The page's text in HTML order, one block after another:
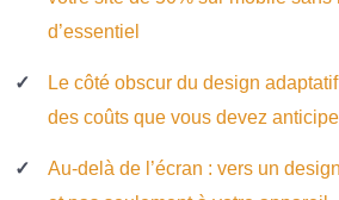
d’essentiel
Le côté obscur du design
des coûts que vous devez
Au-delà de l’écran : vers un